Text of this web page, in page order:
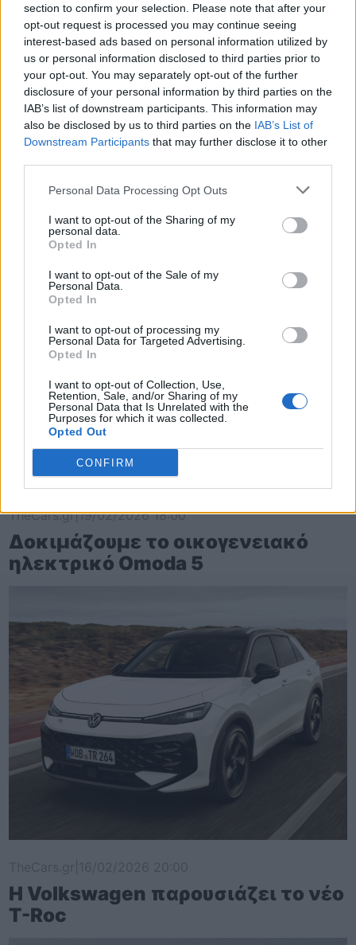
section to confirm your selection. Please note that after your
opt-out request is processed you may continue seeing
interest-based ads based on personal information utilized by
us or personal information disclosed to third parties prior to
your opt-out. You may separately opt-out of the further
disclosure of your personal information by third parties on the
IAB’s list of downstream participants. This information may
also be disclosed by us to third parties on the IAB’s List of
Downstream Participants that may further disclose it to other
Personal Data Processing Opt Outs
I want to opt-out of the Sharing of my
personal data.
Opted In
I want to opt-out of the Sale of my
Personal Data.
Opted In
I want to opt-out of processing my
Personal Data for Targeted Advertising.
Opted In
I want to opt-out of Collection, Use,
Retention, Sale, and/or Sharing of my
Personal Data that Is Unrelated with the
Purposes for which it was collected.
Opted Out
CONFIRM
Δείτε επίσης
TheCars.gr|19/02/2026 18:00
Δοκιμάζουμε το οικογενειακό
ηλεκτρικό Omoda 5
Η Volkswagen παρουσιάζει το νέο
T-Roc